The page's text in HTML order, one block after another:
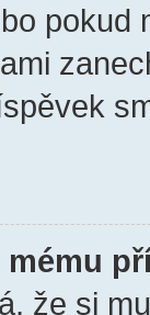
pokud
že si